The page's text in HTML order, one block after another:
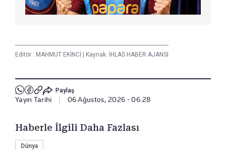
Editör : MAHMUT EKİNCİ Kaynak: İHLAS HABER AJANSI
Paylaş
Yayın Tarihi 06 Ağustos, 2026 - 06:28
Haberle İlgili Daha Fazlası
Dünya